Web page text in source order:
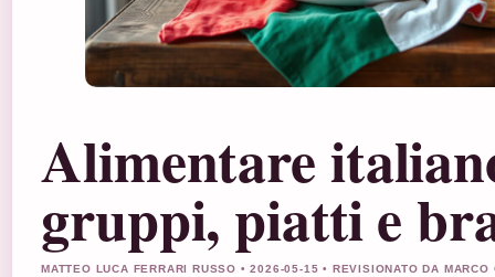
Alimentare
gruppi, piatti e
MATTEO LUCA FERRARI RUSSO • 2026-05-15 • REVISIONATO DA MARCO